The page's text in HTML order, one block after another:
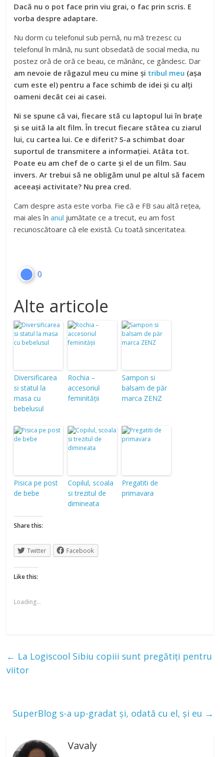
Dacă nu o pot face prin viu grai, o fac prin scris. E
vorba despre adaptare.
Nu dorm cu telefonul sub pernă, nu mă trezesc cu
telefonul în mână, nu sunt obsedată de social media, nu
postez oră de oră ce beau, ce mănânc, ce gândesc. Dar
am nevoie de răgazul meu cu mine și tribul meu (așa
cum este el) pentru a face schimb de idei și cu alți
oameni decât cei ai casei.
Ni se spune că vai, fiecare stă cu laptopul lui în brațe
și se uită la alt film. În trecut fiecare stătea cu ziarul
lui, cu cartea lui. Ce e diferit? S-a schimbat doar
suportul de transmitere a informației. Atâta tot.
Poate eu am chef de o carte și el de un film. Sau
invers. Ar trebui să ne obligăm unul pe altul să facem
aceeași activitate? Nu prea cred.
Cam despre asta este vorba. Fie că e FB sau altă rețea,
mai ales înanul jumătate ce a trecut, eu am fost
recunoscătoare că ele există. Cu toată sinceritatea.
0
Alte articole
Diversificarea
si statul la
masa cu
bebelusul
Rochia –
accesoriul
feminității
Sampon si
balsam de păr
marca ZENZ
Pisica pe post
de bebe
Copilul, scoala
si trezitul de
dimineata
Pregatiti de
primavara
Share this:
Twitter Facebook
Like this:
Loading...
← La Logiscool Sibiu copiii sunt pregătiți pentru
viitor
SuperBlog s-a up-gradat și, odată cu el, și eu →
Vavaly